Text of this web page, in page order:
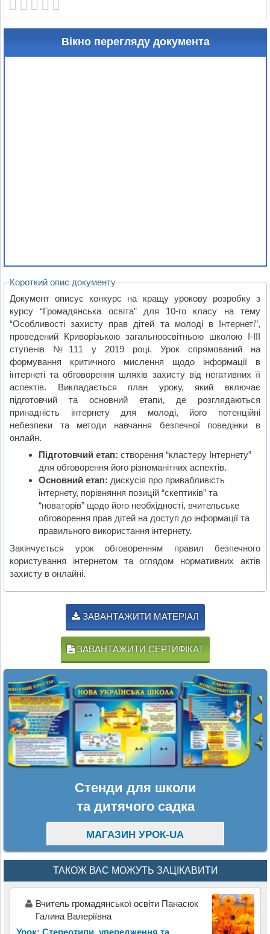
Вікно перегляду документа
Короткий опис документу
Документ описує конкурс на кращу урокову розробку з
курсу “Громадянська освіта” для 10-го класу на тему
“Особливості захисту прав дітей та молоді в Інтернеті”,
проведений Криворізькою загальноосвітньою школою І-ІІІ
ступенів №111 у 2019 році. Урок спрямований на
формування критичного мислення щодо інформації в
інтернеті та обговорення шляхів захисту від негативних її
аспектів. Викладається план уроку, який включає
підготовчий та основний етапи, де розглядаються
принадність інтернету для молоді, його потенційні
небезпеки та методи навчання безпечної поведінки в
онлайн.
Підготовчий етап: створення “кластеру Інтернету”
для обговорення його різноманітних аспектів.
Основний етап: дискусія про привабливість
інтернету, порівняння позицій “скептиків” та
“новаторів” щодо його необхідності, вчительське
обговорення прав дітей на доступ до інформації та
правильного використання інтернету.
Закінчується урок обговоренням правил безпечного
користування інтернетом та оглядом нормативних актів
захисту в онлайні.
ЗАВАНТАЖИТИ МАТЕРІАЛ
ЗАВАНТАЖИТИ СЕРТИФІКАТ
Стенди для школи
та дитячого садка
МАГАЗИН УРОК-UA
ТАКОЖ ВАС МОЖУТЬ ЗАЦІКАВИТИ
Вчитель громадянської освіти Панасюк
Галина Валеріївна